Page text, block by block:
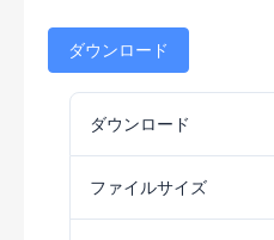
ダウンロード
ダウンロード
ファイルサイズ